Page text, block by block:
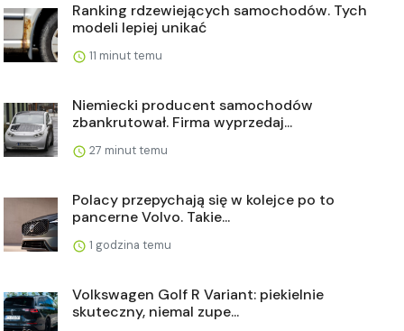
Ranking rdzewiejących samochodów. Tych
modeli lepiej unikać
11 minut temu
Niemiecki producent samochodów
zbankrutował. Firma wyprzedaj...
27 minut temu
Polacy przepychają się w kolejce po to
pancerne Volvo. Takie...
1 godzina temu
Volkswagen Golf R Variant: piekielnie
skuteczny, niemal zupe...